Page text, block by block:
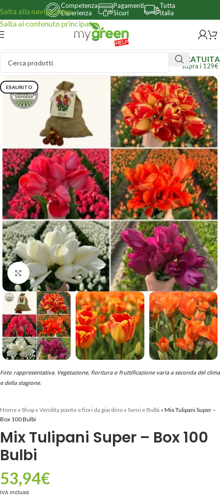
Salta alla navigazione
Salta al contenuto principale
Competenza
Esperienza
Pagamenti
Sicuri
Tutta
Italia
GRATUITA
sopra i 129€
ESAURITO
Clicca per ingrandire
Foto rappresentativa. Vegetazione, fioritura o fruttificazione varia a seconda del clima
e della stagione.
Home » Shop » Vendita piante e fiori da giardino » Semi e Bulbi » Mix Tulipani Super –
Box 100 Bulbi
Mix Tulipani Super – Box 100
Bulbi
53,94€
IVA Inclusa